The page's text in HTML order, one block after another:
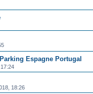
Espagne Portugal
18:26